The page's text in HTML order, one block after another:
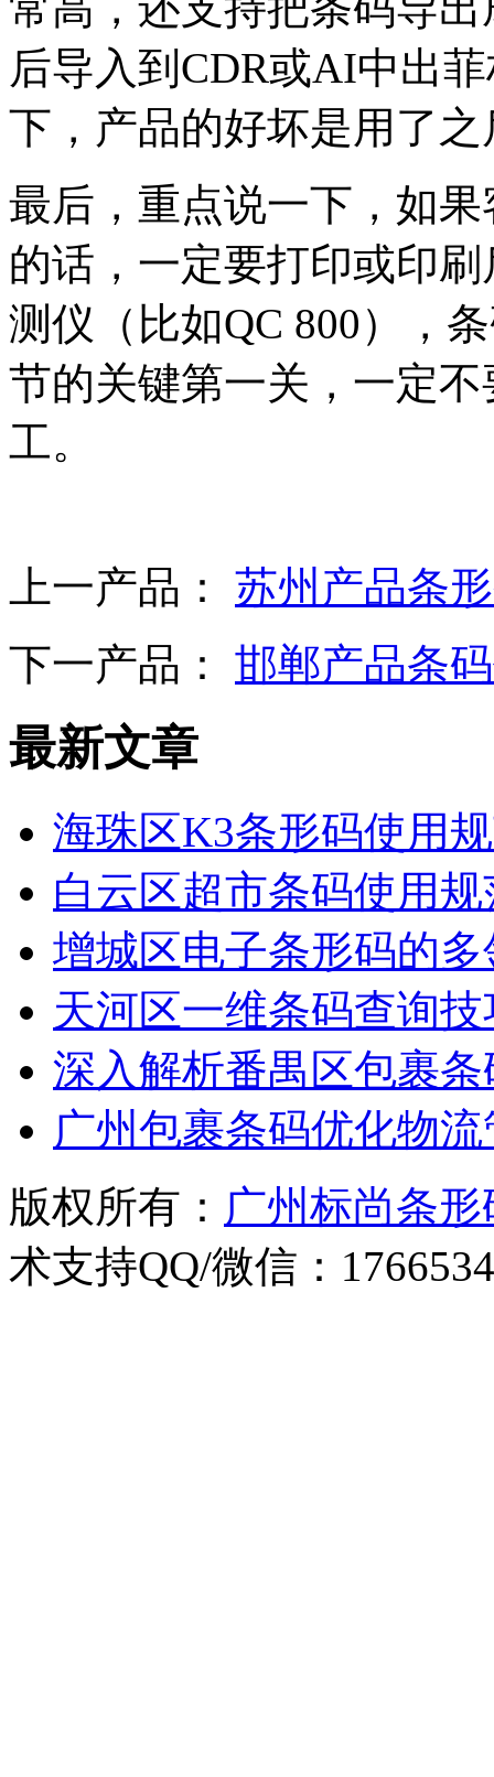
后导入到CDR或AI中出
下，产品的好坏是用了
最后，重点说一下，如
的话，一定要打印或印
测仪（比如QC 800），
节的关键第一关，一定
工。
上一产品： 苏州产品条
下一产品： 邯郸产品条
最新文章
海珠区K3条形码使用
白云区超市条码使用
增城区电子条形码的
天河区一维条码查询
深入解析番禺区包裹
广州包裹条码优化物
版权所有： 广州标尚条
术支持QQ/微信：